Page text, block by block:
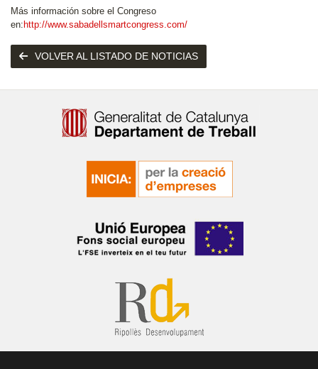
Más información sobre el Congreso
en: http://www.sabadellsmartcongress.com/
VOLVER AL LISTADO DE NOTICIAS